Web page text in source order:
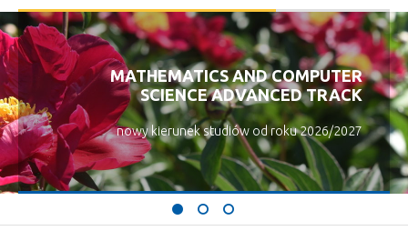
Matematyka - Wydział Matematyki
MATHEMATICS AND COMPUTER
SCIENCE ADVANCED TRACK
nowy kierunek studiów od roku 2026/2027